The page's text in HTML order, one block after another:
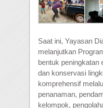
Saat ini, Yayasan
melanjutkan
bentuk peningkatan
dan konservasi
komprehensif
penanaman,
kelompok,